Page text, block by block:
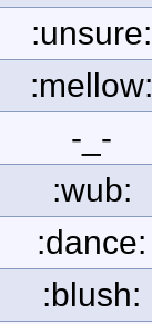
:unsure:
:mellow:
-_-
:wub:
:dance:
:blush: